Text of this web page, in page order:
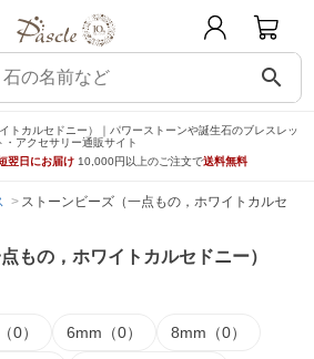
search
トカルセドニー）｜パワーストーンや誕生石のブレスレッ
・アクセサリー通販サイト
翌日にお届け 10,000円以上のご注文で送料無料
ストーンビーズ（一点もの，ホワイトカルセド
もの，ホワイトカルセドニー）
0） 6mm（0） 8mm（0）